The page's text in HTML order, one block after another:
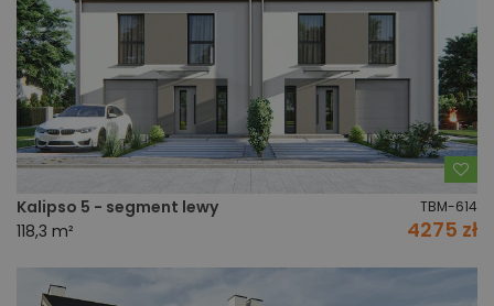
Kalipso 5 - segment lewy TBM-614
118,3 m² 4275 zł